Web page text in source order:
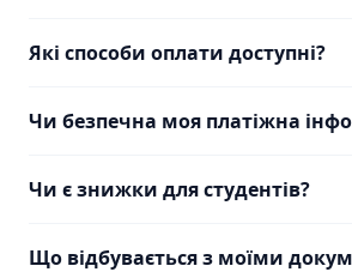
Які способи оплати доступні?
Чи безпечна моя платіжна
Чи є знижки для студентів?
Що відбувається з моїми